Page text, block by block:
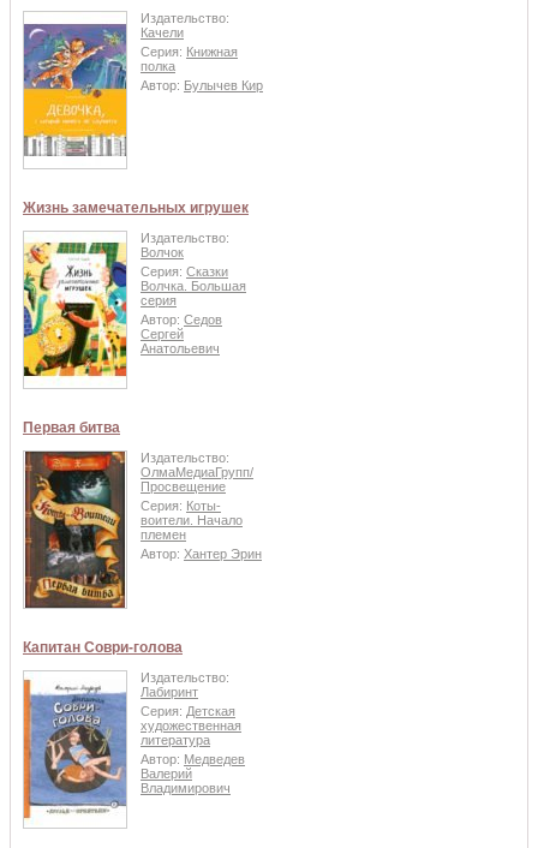
Издательство:
Качели
Серия: Книжная
полка
Автор: Булычев Кир
Жизнь замечательных игрушек
Издательство:
Волчок
Серия: Сказки
Волчка. Большая
серия
Автор: Седов
Сергей
Анатольевич
Первая битва
Издательство:
ОлмаМедиаГрупп/
Просвещение
Серия: Коты-
воители. Начало
племен
Автор: Хантер Эрин
Капитан Соври-голова
Издательство:
Лабиринт
Серия: Детская
художественная
литература
Автор: Медведев
Валерий
Владимирович